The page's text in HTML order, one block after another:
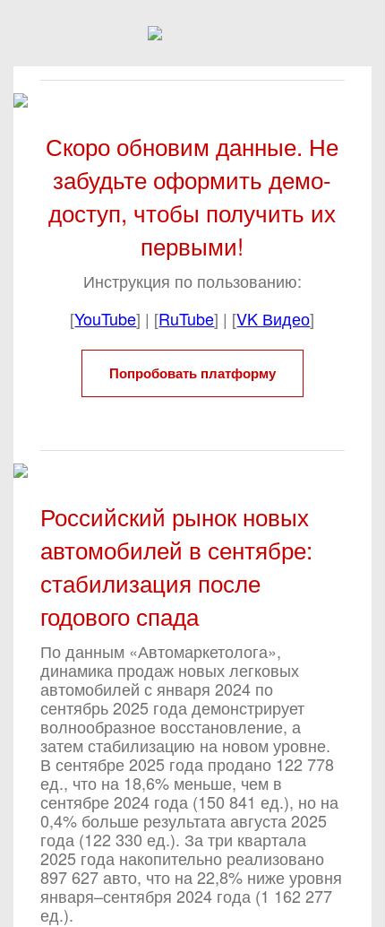
Скоро обновим данные. Не
забудьте оформить демо-
доступ, чтобы получить их
первыми!
Инструкция по пользованию:
[YouTube] | [RuTube] | [VK Видео]
Попробовать платформу
Российский рынок новых
автомобилей в сентябре:
стабилизация после
годового спада
По данным «Автомаркетолога»,
динамика продаж новых легковых
автомобилей с января 2024 по
сентябрь 2025 года демонстрирует
волнообразное восстановление, а
затем стабилизацию на новом уровне.
В сентябре 2025 года продано 122 778
ед., что на 18,6% меньше, чем в
сентябре 2024 года (150 841 ед.), но на
0,4% больше результата августа 2025
года (122 330 ед.). За три квартала
2025 года накопительно реализовано
897 627 авто, что на 22,8% ниже уровня
января–сентября 2024 года (1 162 277
ед.).